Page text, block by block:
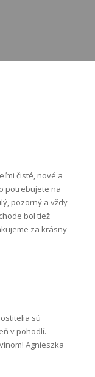
čisté, nové a
potrebujete na
pozorný a vždy
bol tiež
za krásny
sú
v pohodlí.
Agnieszka